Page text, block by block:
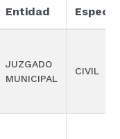
Entidad
JUZGADO
MUNICIPAL
CIVIL